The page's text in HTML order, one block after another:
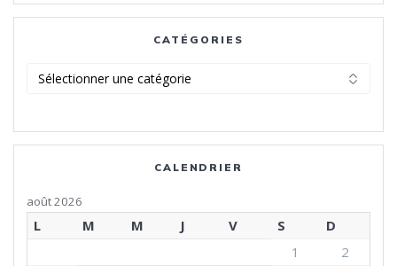
:
CATÉGORIES
CALENDRIER
août 2026
L M M J V S
D
1
2